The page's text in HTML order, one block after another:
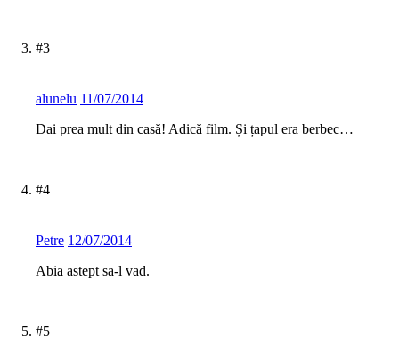
#3
alunelu 11/07/2014
Dai prea mult din casă! Adică film. Și țapul era berbec…
#4
Petre 12/07/2014
Abia astept sa-l vad.
#5